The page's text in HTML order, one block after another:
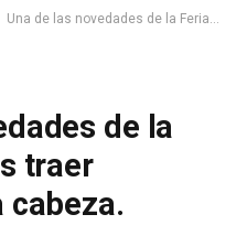
Una de las novedades de la Feria de León es traer Capibaras en la cabeza.
de la
traer
cabeza.